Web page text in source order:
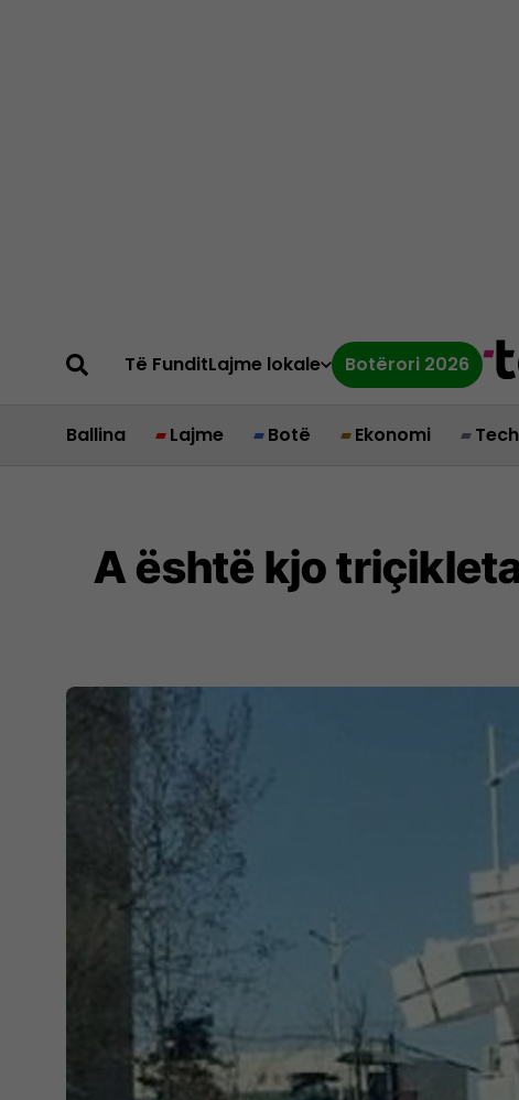
Të FunditLajme lokale Botërori 2026
Ballina Lajme Botë Ekonomi Tech
A është kjo